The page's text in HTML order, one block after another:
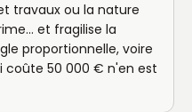
travaux ou la nature
et fragilise la
proportionnelle, voire
coûte 50 000 € n'en est